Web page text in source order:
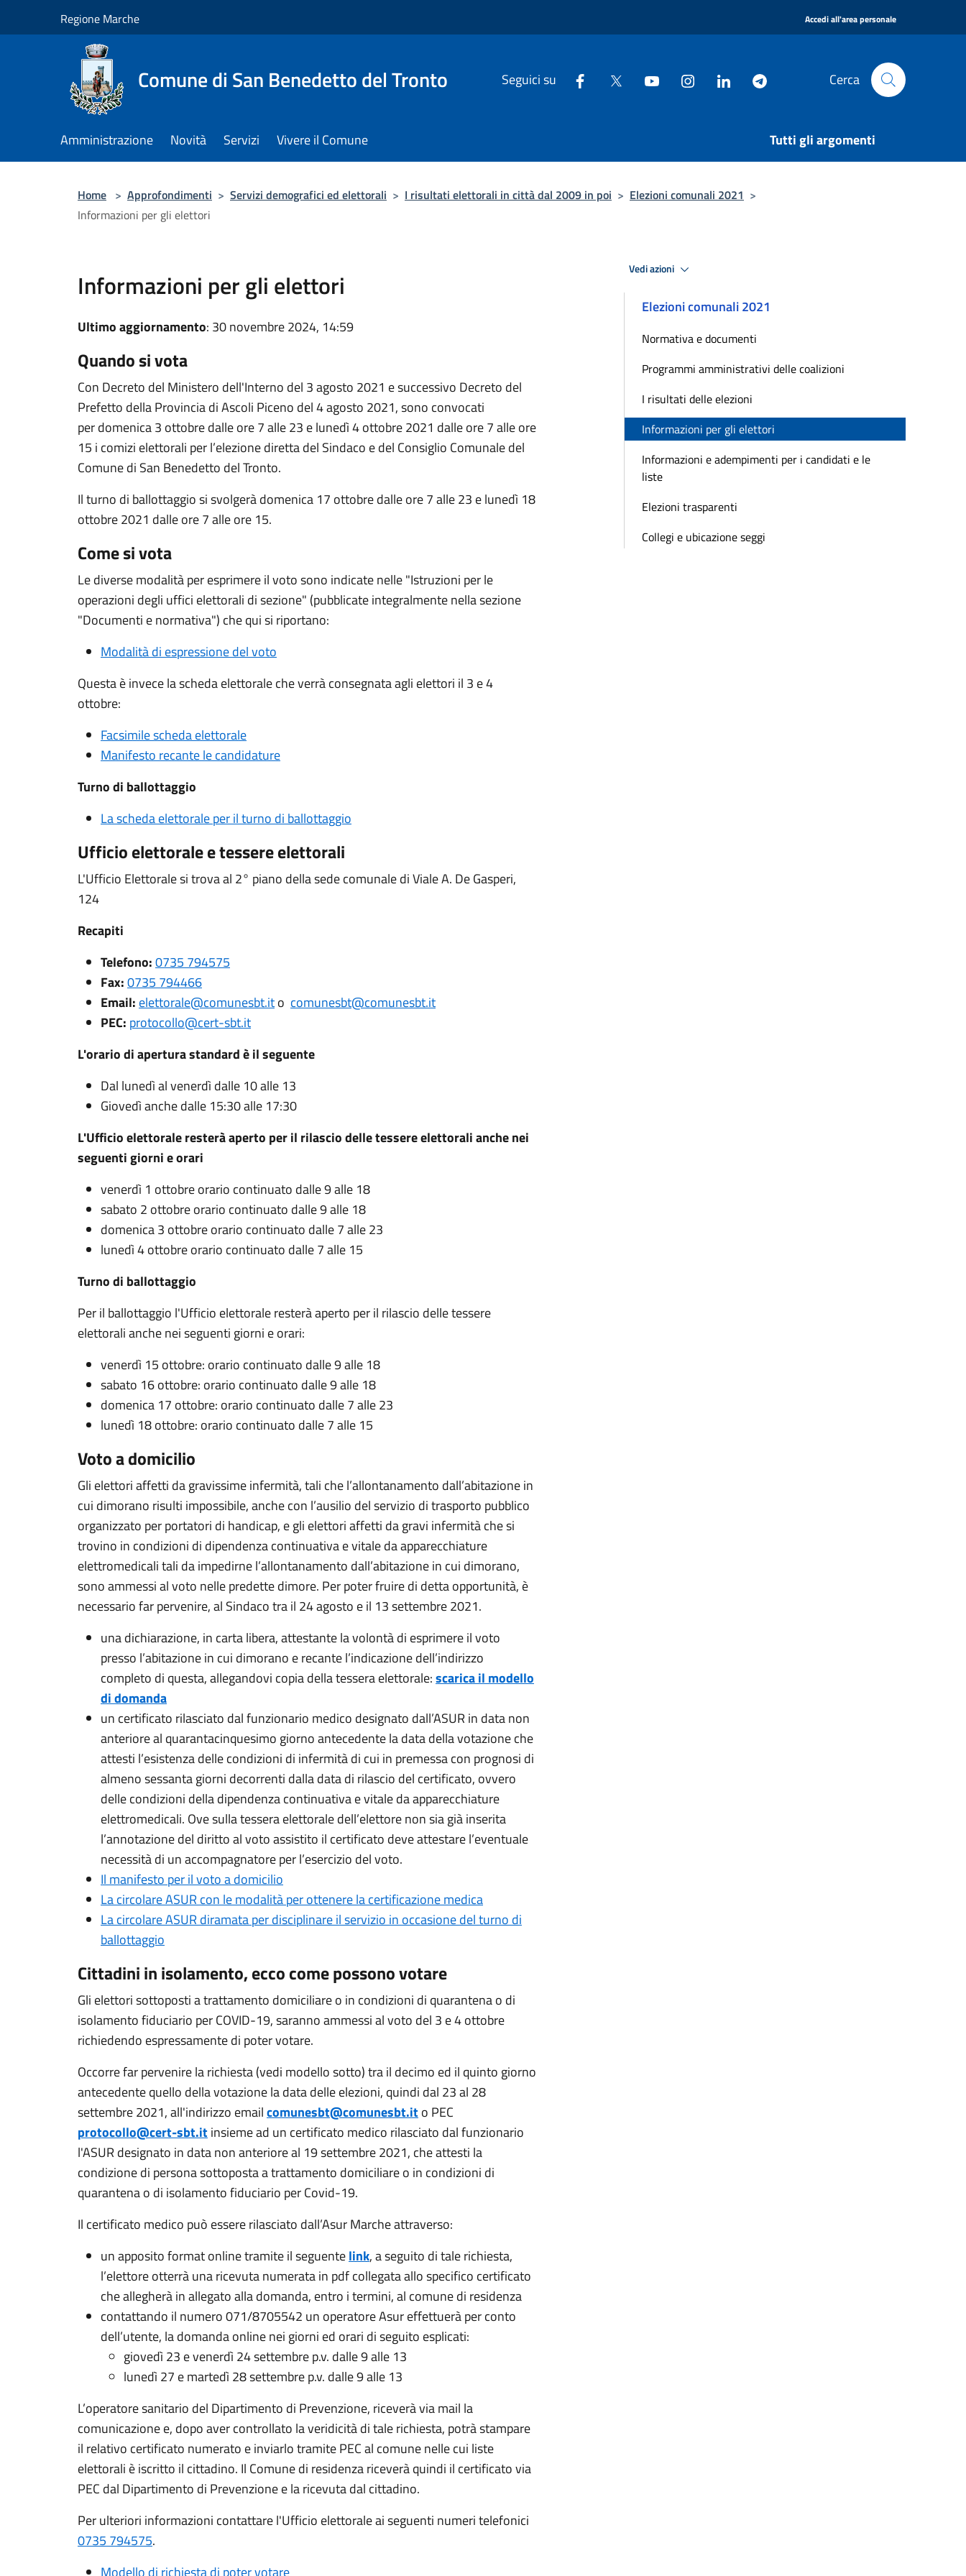
Regione Marche Accedi all'area personale
Comune di San Benedetto del Tronto Seguici su Cerca
Amministrazione Novità Servizi Vivere il Comune Tutti gli argomenti
Home > Approfondimenti > Servizi demografici ed elettorali > I risultati elettorali in città dal 2009 in poi > Elezioni comunali 2021 >
Informazioni per gli elettori
Informazioni per gli elettori
Ultimo aggiornamento: 30 novembre 2024, 14:59
Quando si vota
Con Decreto del Ministero dell'Interno del 3 agosto 2021 e successivo Decreto del
Prefetto della Provincia di Ascoli Piceno del 4 agosto 2021, sono convocati
per domenica 3 ottobre dalle ore 7 alle 23 e lunedì 4 ottobre 2021 dalle ore 7 alle ore
15 i comizi elettorali per l’elezione diretta del Sindaco e del Consiglio Comunale del
Comune di San Benedetto del Tronto.
Il turno di ballottaggio si svolgerà domenica 17 ottobre dalle ore 7 alle 23 e lunedì 18
ottobre 2021 dalle ore 7 alle ore 15.
Come si vota
Le diverse modalità per esprimere il voto sono indicate nelle "Istruzioni per le
operazioni degli uffici elettorali di sezione" (pubblicate integralmente nella sezione
"Documenti e normativa") che qui si riportano:
Modalità di espressione del voto
Questa è invece la scheda elettorale che verrà consegnata agli elettori il 3 e 4
ottobre:
Facsimile scheda elettorale
Manifesto recante le candidature
Turno di ballottaggio
La scheda elettorale per il turno di ballottaggio
Ufficio elettorale e tessere elettorali
L'Ufficio Elettorale si trova al 2° piano della sede comunale di Viale A. De Gasperi,
124
Recapiti
Telefono:0735 794575
Fax:0735 794466
Email: elettorale@comunesbt.ito comunesbt@comunesbt.it
PEC: protocollo@cert-sbt.it
L'orario di apertura standard è il seguente
Dal lunedì al venerdì dalle 10 alle 13
Giovedì anche dalle 15:30 alle 17:30
L'Ufficio elettorale resterà aperto per il rilascio delle tessere elettorali anche nei
seguenti giorni e orari
venerdì 1 ottobre orario continuato dalle 9 alle 18
sabato 2 ottobre orario continuato dalle 9 alle 18
domenica 3 ottobre orario continuato dalle 7 alle 23
lunedì 4 ottobre orario continuato dalle 7 alle 15
Turno di ballottaggio
Per il ballottaggio l'Ufficio elettorale resterà aperto per il rilascio delle tessere
elettorali anche nei seguenti giorni e orari:
venerdì 15 ottobre: orario continuato dalle 9 alle 18
sabato 16 ottobre: orario continuato dalle 9 alle 18
domenica 17 ottobre: orario continuato dalle 7 alle 23
lunedì 18 ottobre: orario continuato dalle 7 alle 15
Voto a domicilio
Gli elettori affetti da gravissime infermità, tali che l’allontanamento dall’abitazione in
cui dimorano risulti impossibile, anche con l’ausilio del servizio di trasporto pubblico
organizzato per portatori di handicap, e gli elettori affetti da gravi infermità che si
trovino in condizioni di dipendenza continuativa e vitale da apparecchiature
elettromedicali tali da impedirne l’allontanamento dall’abitazione in cui dimorano,
sono ammessi al voto nelle predette dimore. Per poter fruire di detta opportunità, è
necessario far pervenire, al Sindaco tra il 24 agosto e il 13 settembre 2021.
una dichiarazione, in carta libera, attestante la volontà di esprimere il voto
presso l’abitazione in cui dimorano e recante l’indicazione dell’indirizzo
completo di questa, allegandovi copia della tessera elettorale:scarica il modello
di domanda
un certificato rilasciato dal funzionario medico designato dall’ASUR in data non
anteriore al quarantacinquesimo giorno antecedente la data della votazione che
attesti l’esistenza delle condizioni di infermità di cui in premessa con prognosi di
almeno sessanta giorni decorrenti dalla data di rilascio del certificato, ovvero
delle condizioni della dipendenza continuativa e vitale da apparecchiature
elettromedicali. Ove sulla tessera elettorale dell’elettore non sia già inserita
l’annotazione del diritto al voto assistito il certificato deve attestare l’eventuale
necessità di un accompagnatore per l’esercizio del voto.
Il manifesto per il voto a domicilio
La circolare ASUR con le modalità per ottenere la certificazione medica
La circolare ASUR diramata per disciplinare il servizio in occasione del turno di
ballottaggio
Cittadini in isolamento, ecco come possono votare
Gli elettori sottoposti a trattamento domiciliare o in condizioni di quarantena o di
isolamento fiduciario per COVID-19, saranno ammessi al voto del 3 e 4 ottobre
richiedendo espressamente di poter votare.
Occorre far pervenire la richiesta (vedi modello sotto) tra il decimo ed il quinto giorno
antecedente quello della votazione la data delle elezioni, quindi dal 23 al 28
settembre 2021, all'indirizzo emailcomunesbt@comunesbt.ito PEC
protocollo@cert-sbt.itinsieme ad un certificato medico rilasciato dal funzionario
l'ASUR designato in data non anteriore al 19 settembre 2021, che attesti la
condizione di persona sottoposta a trattamento domiciliare o in condizioni di
quarantena o di isolamento fiduciario per Covid-19.
Il certificato medico può essere rilasciato dall’Asur Marche attraverso:
un apposito format online tramite il seguentelink, a seguito di tale richiesta,
l’elettore otterrà una ricevuta numerata in pdf collegata allo specifico certificato
che allegherà in allegato alla domanda, entro i termini, al comune di residenza
contattando il numero 071/8705542 un operatore Asur effettuerà per conto
dell’utente, la domanda online nei giorni ed orari di seguito esplicati:
giovedì 23 e venerdì 24 settembre p.v. dalle 9 alle 13
lunedì 27 e martedì 28 settembre p.v. dalle 9 alle 13
L’operatore sanitario del Dipartimento di Prevenzione, riceverà via mail la
comunicazione e, dopo aver controllato la veridicità di tale richiesta, potrà stampare
il relativo certificato numerato e inviarlo tramite PEC al comune nelle cui liste
elettorali è iscritto il cittadino. Il Comune di residenza riceverà quindi il certificato via
PEC dal Dipartimento di Prevenzione e la ricevuta dal cittadino.
Per ulteriori informazioni contattare l'Ufficio elettorale ai seguenti numeri telefonici
0735 794575.
Modello di richiesta di poter votare
Vedi azioni
Elezioni comunali 2021
Normativa e documenti
Programmi amministrativi delle coalizioni
I risultati delle elezioni
Informazioni per gli elettori
Informazioni e adempimenti per i candidati e le
liste
Elezioni trasparenti
Collegi e ubicazione seggi